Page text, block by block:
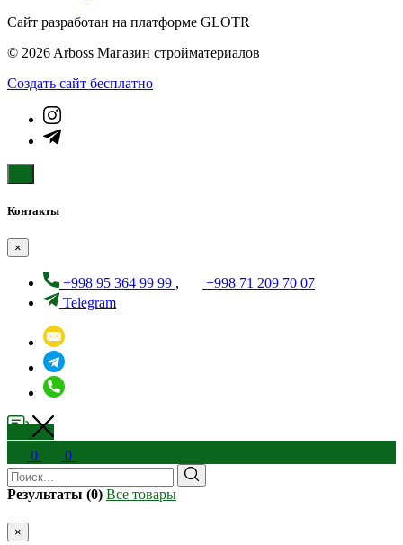
Сайт разработан на платформе GLOTR
© 2026 Arboss Магазин стройматериалов
Создать cайт бесплатно
Контакты
×
+998 95 364 99 99 ,
+998 71 209 70 07
Telegram
0 0
Результаты (0) Все товары
×